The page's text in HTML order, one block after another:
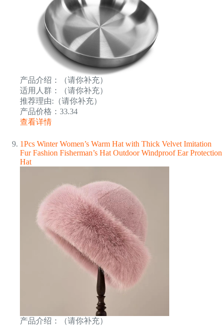
产品介绍：（请你补充）
适用人群：（请你补充）
推荐理由:（请你补充）
产品价格：33.34
查看详情
1Pcs Winter Women’s Warm Hat with Thick Velvet Imitation
Fur Fashion Fisherman’s Hat Outdoor Windproof Ear Protection
Hat
产品介绍：（请你补充）